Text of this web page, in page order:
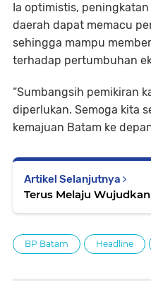
Ia optimistis,
daerah dapat memacu
sehingga mampu
terhadap pertumbuhan
“Sumbangsih pemikiran
diperlukan. Semoga kita
kemajuan Batam ke
Artikel Selanjutnya
Terus Melaju
BP Batam Headline